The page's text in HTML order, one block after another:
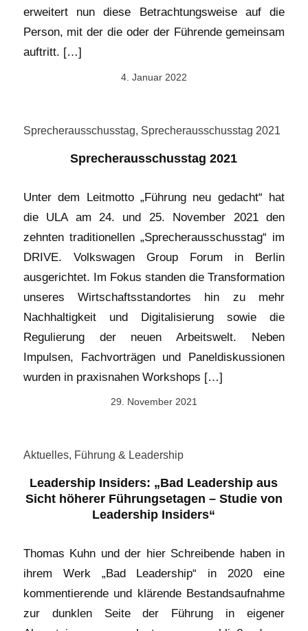
erweitert nun diese Betrachtungsweise auf die
Person, mit der die oder der Führende gemeinsam
auftritt. […]
4. Januar 2022
Sprecherausschusstag, Sprecherausschusstag 2021
Sprecherausschusstag 2021
Unter dem Leitmotto „Führung neu gedacht“ hat
die ULA am 24. und 25. November 2021 den
zehnten traditionellen „Sprecherausschusstag“ im
DRIVE. Volkswagen Group Forum in Berlin
ausgerichtet. Im Fokus standen die Transformation
unseres Wirtschaftsstandortes hin zu mehr
Nachhaltigkeit und Digitalisierung sowie die
Regulierung der neuen Arbeitswelt. Neben
Impulsen, Fachvorträgen und Paneldiskussionen
wurden in praxisnahen Workshops […]
29. November 2021
Aktuelles, Führung & Leadership
Leadership Insiders: „Bad Leadership aus
Sicht höherer Führungsetagen – Studie von
Leadership Insiders“
Thomas Kuhn und der hier Schreibende haben in
ihrem Werk „Bad Leadership“ in 2020 eine
kommentierende und klärende Bestandsaufnahme
zur dunklen Seite der Führung in eigener